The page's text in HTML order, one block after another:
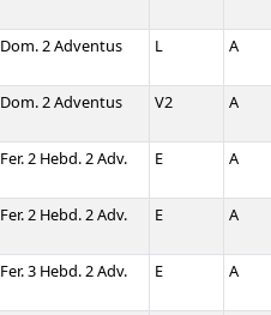
Dom. 2 Adventus L A
Dom. 2 Adventus V2 A
Fer. 2 Hebd. 2 Adv. E A
Fer. 2 Hebd. 2 Adv. E A
Fer. 3 Hebd. 2 Adv. E A